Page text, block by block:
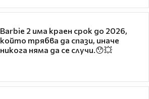
Barbie 2 има краен срок до 2026,
който трябва да спази, иначе
никога няма да се случи.😯💥